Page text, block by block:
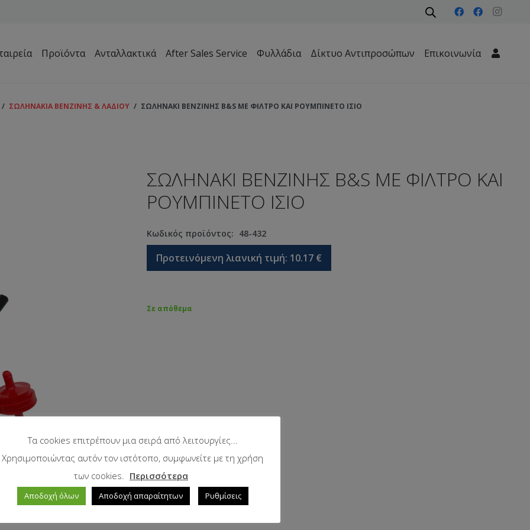
Προϊόντα Ανταλλακτικά After Sales Service Φυλλάδια Δίκτυο Αντιπροσώπων Επικοινωνία
/ ΣΩΛΗΝΑΚΙΑ ΒΕΝΖΙΝΗΣ & ΛΑΔΙΟΥ / ΣΩΛΗΝΑΚΙ ΒΕΝΖΙΝΗΣ B&S ΜΕ ΦΙΛΤΡΟ ΚΑΙ ΡΟΥΜΠΙΝΕΤΟ ΙΣΙΟ
ΣΩΛΗΝΑΚΙ ΒΕΝΖΙΝΗΣ B&S ΜΕ ΦΙΛΤΡΟ ΚΑΙ
ΡΟΥΜΠΙΝΕΤΟ ΙΣΙΟ
Κωδικός προϊόντος: 48-432
Προτεινόμενη λιανική τιμή: 10.17 €
Σε απόθεμα
Τα cookies επιτρέπουν μια σειρά από λειτουργίες...
Χρησιμοποιώντας αυτόν τον ιστότοπο, συμφωνείτε με τη χρήση
των cookies. Περισσότερα
Αποδοχή όλων Αποδοχή απαραίτητων Ρυθμίσεις